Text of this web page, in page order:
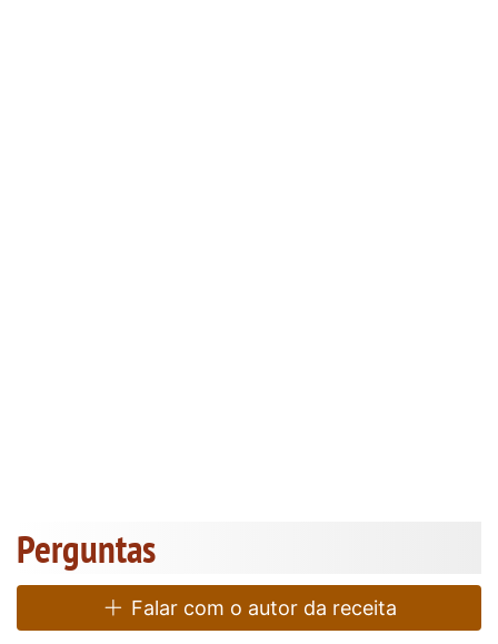
Perguntas
Falar com o autor da receita